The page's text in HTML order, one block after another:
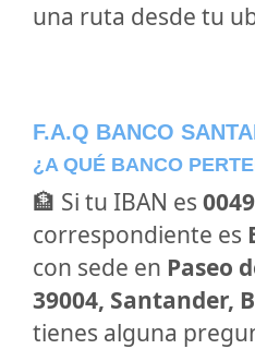
una ruta desde tu
F.A.Q BANCO
¿A QUÉ BANCO
🏦 Si tu IBAN es 0049
correspondiente es
con sede en Paseo
39004, Santander,
tienes alguna